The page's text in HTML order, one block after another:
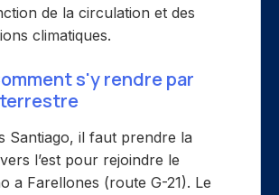
de la circulation et des
climatiques.
s'y rendre par
Santiago, il faut prendre la
l’est pour rejoindre le
a Farellones (route G-21). Le